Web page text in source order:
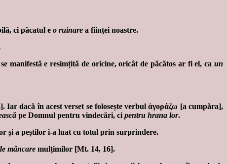
ci păcatul e o ruinare a ființei noastre.
manifestă e resimțită de oricine, oricât de păcătos ar fi el, caun
Iar dacă în acest verset se folosește verbul ἀγοράζω [a cumpăra],
pe Domnul pentru vindecări, ci pentru hrana lor.
și a peștilor i-a luat cu totul prin surprindere.
mâncare mulțimilor [Mt. 14, 16].